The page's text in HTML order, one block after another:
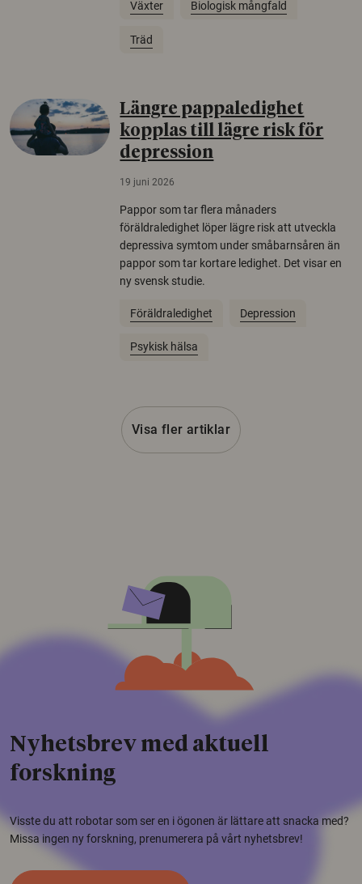
Växter Biologisk mångfald
Träd
Längre pappaledighet
kopplas till lägre risk för
depression
19 juni 2026
Pappor som tar flera månaders
föräldraledighet löper lägre risk att utveckla
depressiva symtom under småbarnsåren än
pappor som tar kortare ledighet. Det visar en
ny svensk studie.
Föräldraledighet Depression
Psykisk hälsa
Visa fler artiklar
Nyhetsbrev med aktuell
forskning
Visste du att robotar som ser en i ögonen är lättare att snacka med?
Missa ingen ny forskning, prenumerera på vårt nyhetsbrev!